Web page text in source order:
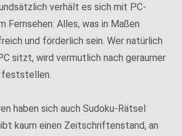
verhält es sich mit PC-
Fernsehen: Alles, was in Maßen
und förderlich sein. Wer natürlich
sitzt, wird vermutlich nach geraumer
feststellen.
haben sich auch Sudoku-Rätsel
kaum einen Zeitschriftenstand, an